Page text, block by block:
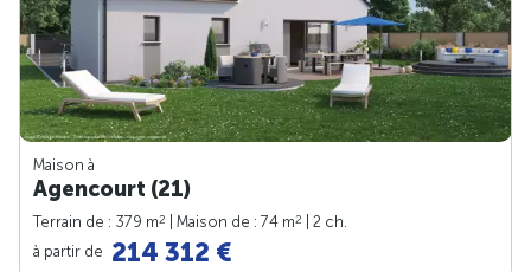
Maison à
Agencourt (21)
Terrain de : 379 m2 | Maison de : 74 m2
| 2 ch.
à partir de 214 312 €